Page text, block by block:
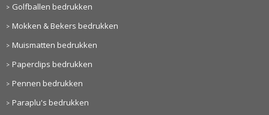
Golfballen bedrukken
Mokken & Bekers bedrukken
Muismatten bedrukken
Paperclips bedrukken
Pennen bedrukken
Paraplu's bedrukken